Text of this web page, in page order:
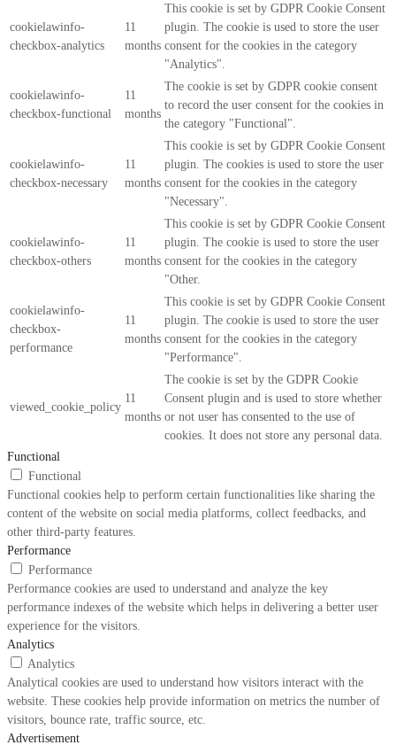
cookielawinfo-
checkbox-analytics
11
months
This cookie is set by GDPR Cookie Consent
plugin. The cookie is used to store the user
consent for the cookies in the category
"Analytics".
cookielawinfo-
checkbox-functional
11
months
The cookie is set by GDPR cookie consent
to record the user consent for the cookies in
the category "Functional".
cookielawinfo-
checkbox-necessary
11
months
This cookie is set by GDPR Cookie Consent
plugin. The cookies is used to store the user
consent for the cookies in the category
"Necessary".
cookielawinfo-
checkbox-others
11
months
This cookie is set by GDPR Cookie Consent
plugin. The cookie is used to store the user
consent for the cookies in the category
"Other.
cookielawinfo-
checkbox-
performance
11
months
This cookie is set by GDPR Cookie Consent
plugin. The cookie is used to store the user
consent for the cookies in the category
"Performance".
viewed_cookie_policy
11
months
The cookie is set by the GDPR Cookie
Consent plugin and is used to store whether
or not user has consented to the use of
cookies. It does not store any personal data.
Functional
Functional
Functional cookies help to perform certain functionalities like sharing the
content of the website on social media platforms, collect feedbacks, and
other third-party features.
Performance
Performance
Performance cookies are used to understand and analyze the key
performance indexes of the website which helps in delivering a better user
experience for the visitors.
Analytics
Analytics
Analytical cookies are used to understand how visitors interact with the
website. These cookies help provide information on metrics the number of
visitors, bounce rate, traffic source, etc.
Advertisement